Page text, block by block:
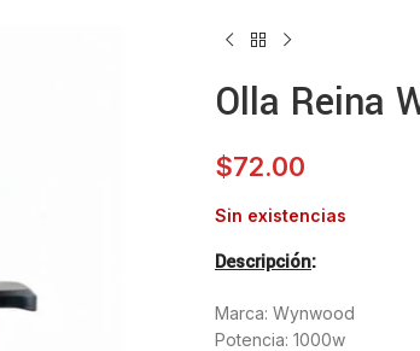
Olla Reina
$72.00
Sin existencias
Descripción:
Marca: Wynwood
Potencia: 1000w